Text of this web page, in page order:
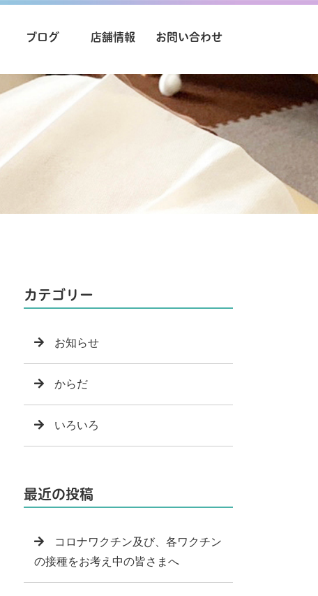
ブログ 店舗情報 お問い合わせ
カテゴリー
お知らせ
からだ
いろいろ
最近の投稿
コロナワクチン及び、各ワクチン
の接種をお考え中の皆さまへ